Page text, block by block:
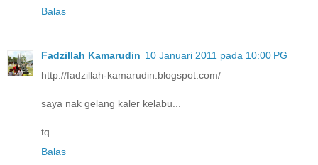
Balas
Fadzillah Kamarudin 10 Januari 2011 pada 10:00 PG
http://fadzillah-kamarudin.blogspot.com/
saya nak gelang kaler kelabu...
tq...
Balas